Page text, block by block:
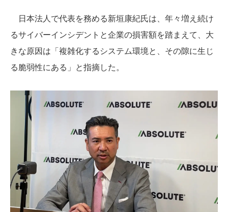
日本法人で代表を務める新垣康紀氏は、年々増え続け
るサイバーインシデントと企業の損害額を踏まえて、大
きな原因は「複雑化するシステム環境と、その隙に生じ
る脆弱性にある」と指摘した。